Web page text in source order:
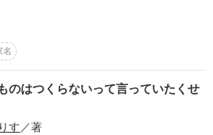
く)
作品を読む
名
のはつくらないって言っていたくせ
す ／著